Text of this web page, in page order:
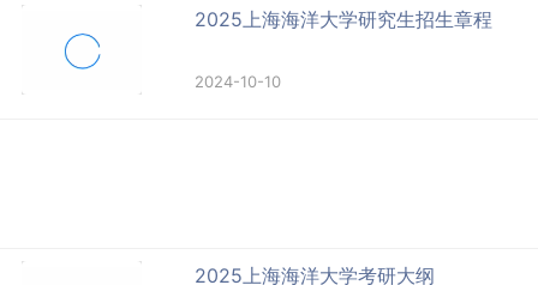
2025上海海洋大学研究生招生章程
2024-10-10
2025上海海洋大学考研大纲